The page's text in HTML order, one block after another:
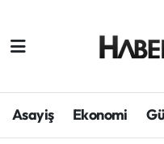
Asayiş Ekonomi
Afyonkarahisar
Aydın Hava